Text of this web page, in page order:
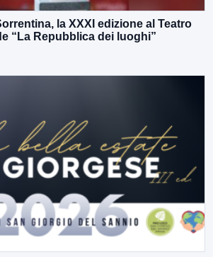
la XXXI edizione al Teatro
“La Repubblica dei luoghi”